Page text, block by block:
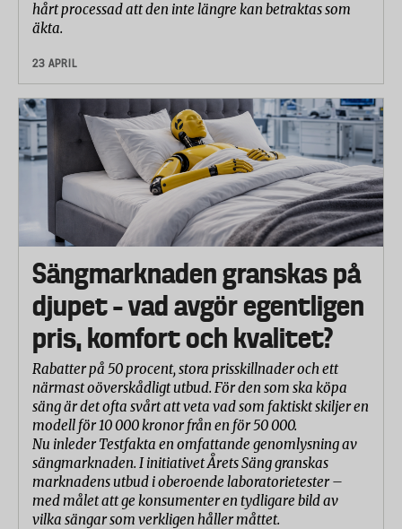
hårt processad att den inte längre kan betraktas som
äkta.
23 APRIL
Sängmarknaden granskas på
djupet – vad avgör egentligen
pris, komfort och kvalitet?
Rabatter på 50 procent, stora prisskillnader och ett
närmast oöverskådligt utbud. För den som ska köpa
säng är det ofta svårt att veta vad som faktiskt skiljer en
modell för 10 000 kronor från en för 50 000.
Nu inleder Testfakta en omfattande genomlysning av
sängmarknaden. I initiativet Årets Säng granskas
marknadens utbud i oberoende laboratorietester –
med målet att ge konsumenter en tydligare bild av
vilka sängar som verkligen håller måttet.